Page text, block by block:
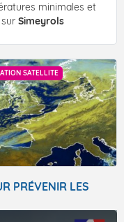
minimales et
sur Simeyrols
SATELLITE
PRÉVENIR LES